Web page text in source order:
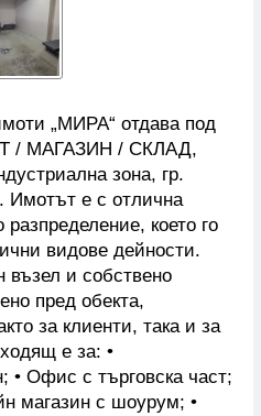
„МИРА“ отдава под
/ МАГАЗИН / СКЛАД,
зона, гр.
Имотът е с отлична
което го
видове дейности.
възел и собствено
пред обекта,
за клиенти, така и за
е за: •
• Офис с търговска част;
магазин с шоурум; •